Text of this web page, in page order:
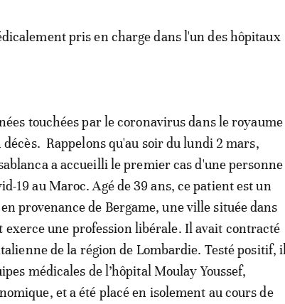
pris en charge dans l'un des hôpitaux
touchées par le coronavirus dans le royaume
décès. Rappelons qu'au soir du lundi 2 mars,
a accueilli le premier cas d'une personne
19 au Maroc. Agé de 39 ans, ce patient est un
provenance de Bergame, une ville située dans
exerce une profession libérale. Il avait contracté
de la région de Lombardie. Testé positif, il
médicales de l’hôpital Moulay Youssef,
et a été placé en isolement au cours de